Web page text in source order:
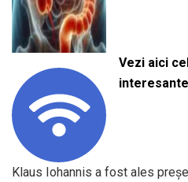
Vezi aici
Klaus Iohannis a fost ales